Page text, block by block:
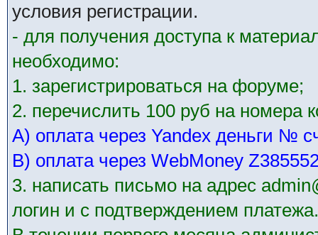
условия регистрации.
- для получения доступа к
необходимо:
1. зарегистрироваться на форуме;
2. перечислить 100 руб на номера
А) оплата через Yandex деньги №
В) оплата через WebMoney
3. написать письмо на адрес
логин и с подтверждением платежа.